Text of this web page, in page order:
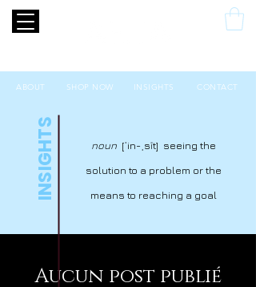
ABOUT SHOP NOW INSIGHTS CONTACT
INSIGHTS noun[ˈin-ˌsīt] seeing the
solution to a problem or the
means to reaching a goal
Aucun post publié